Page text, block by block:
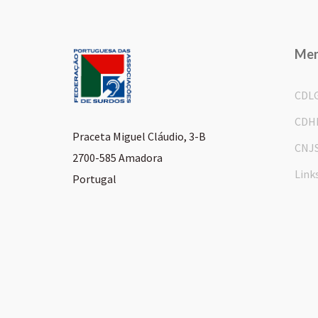
Praceta Miguel Cláudio, 3-B
2700-585 Amadora
Portugal